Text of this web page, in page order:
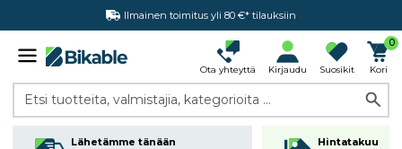
Ilmainen toimitus yli 80 €* tilauksiin
Hintatakuu
Ota yhteyttä Kirjaudu Suosikit
0
Kori
Etsi tuotteita, valmistajia, kategorioita ...
Lähetämme tänään
Hintatakuu